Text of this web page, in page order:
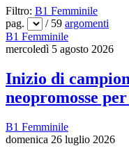
Filtro: B1 Femminile
pag.
/ 59 argomenti
B1 Femminile
mercoledì 5 agosto 2026
Inizio di
neopromosse
B1 Femminile
domenica 26 luglio 2026